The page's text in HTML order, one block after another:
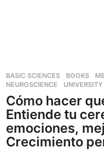
BASIC SCIENCES ,BOOKS ,
NEUROSCIENCE
,
Cómo hacer
Entiende tu
emociones,
Crecimiento